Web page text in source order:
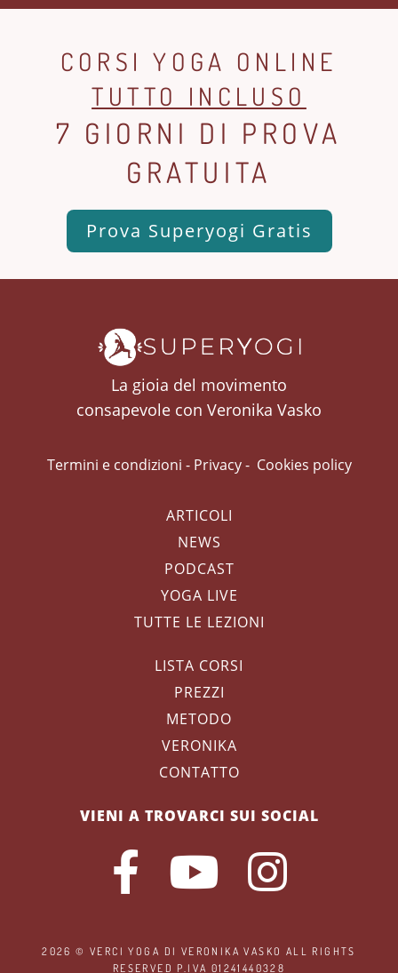
CORSI YOGA ONLINE
TUTTO INCLUSO
7 GIORNI DI PROVA
GRATUITA
Prova Superyogi Gratis
La gioia del movimento
consapevole con Veronika Vasko
Termini e condizioni - Privacy- Cookies policy
ARTICOLI
NEWS
PODCAST
YOGA LIVE
TUTTE LE LEZIONI
LISTA CORSI
PREZZI
METODO
VERONIKA
CONTATTO
VIENI A TROVARCI SUI SOCIAL
2026 ©VERCI YOGA DI VERONIKA VASKO ALL RIGHTS
RESERVED P.IVA 01241440328